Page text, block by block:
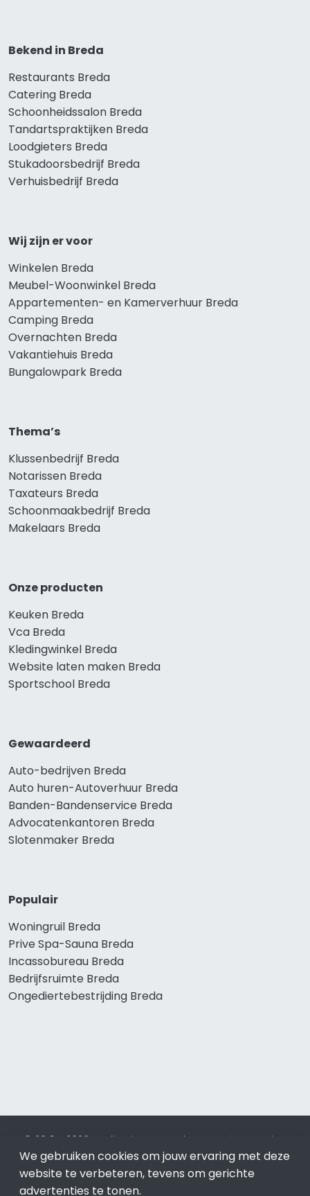
Bekend in Breda
Restaurants Breda
Catering Breda
Schoonheidssalon Breda
Tandartspraktijken Breda
Loodgieters Breda
Stukadoorsbedrijf Breda
Verhuisbedrijf Breda
Wij zijn er voor
Winkelen Breda
Meubel-Woonwinkel Breda
Appartementen- en Kamerverhuur Breda
Camping Breda
Overnachten Breda
Vakantiehuis Breda
Bungalowpark Breda
Thema’s
Klussenbedrijf Breda
Notarissen Breda
Taxateurs Breda
Schoonmaakbedrijf Breda
Makelaars Breda
Onze producten
Keuken Breda
Vca Breda
Kledingwinkel Breda
Website laten maken Breda
Sportschool Breda
Gewaardeerd
Auto-bedrijven Breda
Auto huren-Autoverhuur Breda
Banden-Bandenservice Breda
Advocatenkantoren Breda
Slotenmaker Breda
Populair
Woningruil Breda
Prive Spa-Sauna Breda
Incassobureau Breda
Bedrijfsruimte Breda
Ongediertebestrijding Breda
© 2019 - 2026 Realisatie en SEO door SEO-bureau
Lion
Internet. Betaal alleen voor bewezen resultaten?SEO
optimalisatie No Cure No Pay.Breda is onderdeel van Lion
Internet.
We gebruiken cookies om jouw ervaring met deze
website te verbeteren, tevens om gerichte
advertenties te tonen.